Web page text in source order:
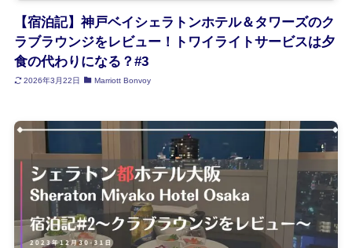
【宿泊記】神戸ベイシェラトンホテル＆タワーズのク
ラブラウンジをレビュー！トワイライトサービスは夕
食の代わりになる？#3
2026年3月22日 Marriott Bonvoy